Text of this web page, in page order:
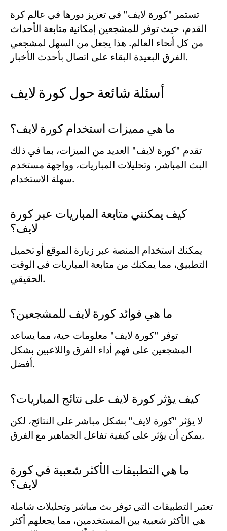
تستمر "كورة لايف" في تعزيز دورها في عالم كرة
القدم، حيث توفر للمشجعين إمكانية متابعة الأحداث
من كل أنحاء العالم. هذا يجعل من السهل لمشجعي
الفرق البعيدة البقاء على اتصال بأحدث الأخبار.
أسئلة شائعة حول كورة لايف
ما هي مميزات استخدام كورة لايف؟
تقدم "كورة لايف" العديد من الميزات، بما في ذلك
البث المباشر، وتحليلات المباريات، وواجهة مستخدم
سهلة الاستخدام.
كيف يمكنني متابعة المباريات عبر كورة
لايف؟
يمكنك استخدام المنصة عبر زيارة الموقع أو تحميل
التطبيق، مما يمكنك من متابعة المباريات في الوقت
الحقيقي.
ما هي فوائد كورة لايف للمشجعين؟
توفر "كورة لايف" معلومات حية، مما يساعد
المشجعين على فهم أداء الفرق واللاعبين بشكل
أفضل.
كيف يؤثر كورة لايف على نتائج المباريات؟
لا يؤثر "كورة لايف" بشكل مباشر على النتائج، لكن
يمكن أن يؤثر على كيفية تفاعل الجماهير مع الفرق.
ما هي التطبيقات الأكثر شعبية في كورة
لايف؟
تعتبر التطبيقات التي توفر بث مباشر وتحليلات شاملة
هي الأكثر شعبية بين المستخدمين، مما يجعلهم أكثر